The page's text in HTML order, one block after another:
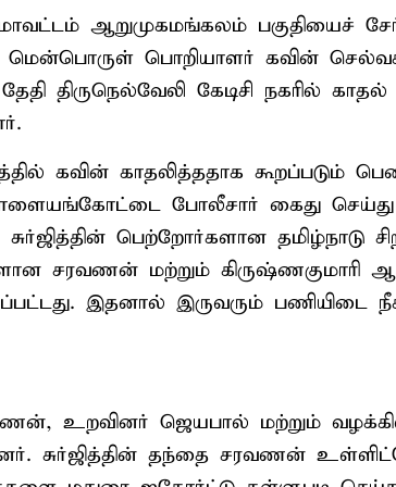
மாவட்டம் ஆறுமுகமங்கலம் பகுதியைச்
பொறியாளர் கவின்
திருநெல்வேலி கேடிசி நகரில்
கவின் காதலித்ததாக கூறப்படும்
போலீசார் கைது செய்து
பெற்றோர்களான தமிழ்நாடு
சரவணன் மற்றும் கிருஷ்ணகுமாரி
இதனால் இருவரும் பணியிடை
உறவினர் ஜெயபால் மற்றும்
சுர்ஜித்தின் தந்தை சரவணன்